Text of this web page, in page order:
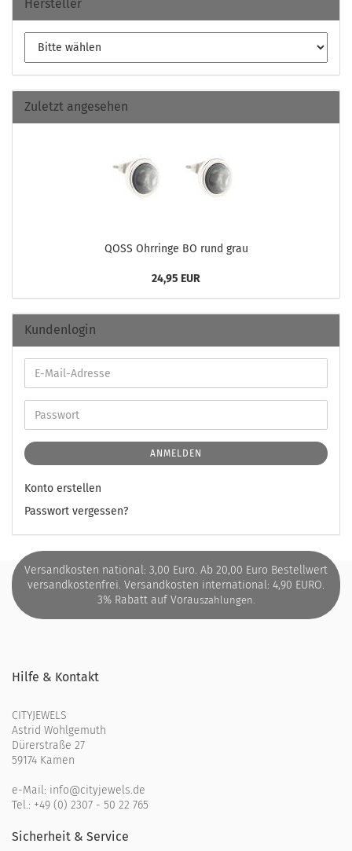
Hersteller
Zuletzt angesehen
QOSS Ohr­rin­ge BO rund grau
24,95 EUR
Kundenlogin
ANMELDEN
Konto erstellen
Passwort vergessen?
Versandkosten national: 3,00 Euro. Ab 20,00 Euro Bestellwert
versandkostenfrei. Versandkosten international: 4,90 EURO.
3% Rabatt auf Vorauszahlungen.
Hilfe & Kontakt
CITYJEWELS
Astrid Wohlgemuth
Dürerstraße 27
59174 Kamen
e-Mail: info@cityjewels.de
Tel.: +49 (0) 2307 - 50 22 765
Sicherheit & Service